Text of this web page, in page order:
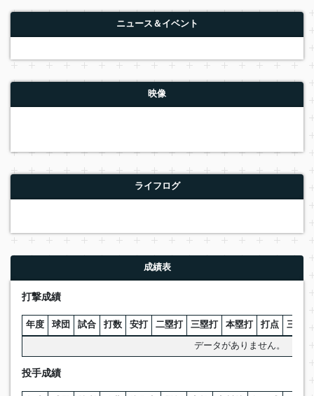
ニュース＆イベント
映像
ライフログ
成績表
打撃成績
年度 球団 試合 打数 安打 二塁打 三塁打 本塁打 打点 三振
データがありません。
投手成績